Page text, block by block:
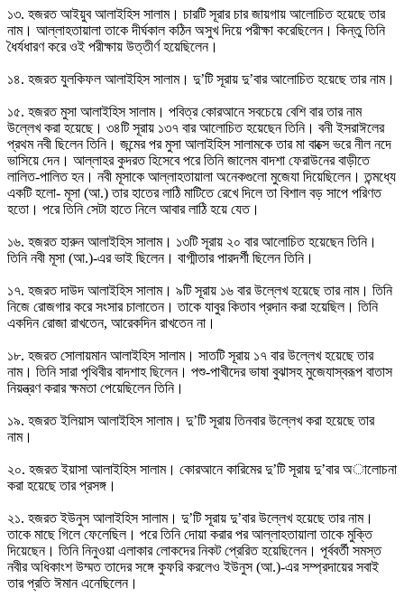
১৩. হজরত আইয়ুব আলাইহিস সালাম। চারটি সূরার চার জায়গায় আলোচিত হয়েছে তার
নাম। আল্লাহতায়ালা তাকে দীর্ঘকাল কঠিন অসুখ দিয়ে পরীক্ষা করেছিলেন। কিন্তু তিনি
ধৈর্যধারণ করে ওই পরীক্ষায় উত্তীর্ণ হয়েছিলেন।
১৪. হজরত যুলকিফল আলাইহিস সালাম। দু‍’টি সূরায় দু’বার আলোচিত হয়েছে তার নাম।
১৫. হজরত মুসা আলাইহিস সালাম। পবিত্র কোরআনে সবচেয়ে বেশি বার তার নাম
উল্লেখ করা হয়েছে। ৩৪টি সূরায় ১৩৭ বার আলোচিত হয়েছেন তিনি। বনী ইসরাঈলের
প্রথম নবী ছিলেন তিনি। জন্মের পর মুসা আলাইহিস সালামকে তার মা বাক্সে ভরে নীল নদে
ভাসিয়ে দেন। আল্লাহর কুদরত হিসেবে পরে তিনি জালেম বাদশা ফেরাউনের বাড়ীতে
লালিত-পালিত হন। নবী মূসাকে আল্লাহতায়ালা অনেকগুলো মুজেযা দিয়েছিলেন। তন্মধ্যে
একটি হলো- মূসা (আ.) তার হাতের লাঠি মাটিতে রেখে দিলে তা বিশাল বড় সাপে পরিণত
হতো। পরে তিনি সেটা হাতে নিলে আবার লাঠি হয়ে যেত।
১৬. হজরত হারুন আলাইহিস সালাম। ১৩টি সূরায় ২০ বার আলোচিত হয়েছেন তিনি।
তিনি নবী মূসা (আ.)-এর ভাই ছিলেন। বাগ্মীতার পারদর্শী ছিলেন তিনি।
১৭. হজরত দাউদ আলাইহিস সালাম। ৯টি সূরায় ১৬ বার উল্লেখ হয়েছে তার নাম। তিনি
নিজে রোজগার করে সংসার চালাতেন। তাকে যাবুর কিতাব প্রদান করা হয়েছিল। তিনি
একদিন রোজা রাখতেন, আরেকদিন রাখতেন না।
১৮. হজরত সোলায়মান আলাইহিস সালাম। সাতটি সূরায় ১৭ বার উল্লেখ হয়েছে তার
নাম। তিনি সারা পৃথিবীর বাদশাহ ছিলেন। পশু-পাখীদের ভাষা বুঝাসহ মুজেযাস্বরূপ বাতাস
নিয়ন্ত্রণ করার ক্ষমতা পেয়েছিলেন তিনি।
১৯. হজরত ইলিয়াস আলাইহিস সালাম। দু’টি সূরায় তিনবার উল্লেখ করা হয়েছে তার
নাম।
২০. হজরত ইয়াসা আলাইহিস সালাম। কোরআনে কারিমের দু’টি সূরায় দু’বার অালোচনা
করা হয়েছে তার প্রসঙ্গ।
২১. হজরত ইউনুস আলাইহিস সালাম। দু’টি সূরায় দু’বার উল্লেখ হয়েছে তার নাম।
তাকে মাছে গিলে ফেলেছিল। পরে তিনি দোয়া করার পর আল্লাহতায়ালা তাকে মুক্তি
দিয়েছেন। তিনি নিনুওয়া এলাকার লোকদের নিকট প্রেরিত হয়েছিলেন। পূর্ববর্তী সমস্ত
নবীর অধিকাংশ উম্মত তাদের সঙ্গে কুফরি করলেও ইউনুস (আ.)-এর সম্প্রদায়ের সবাই
তার প্রতি ঈমান এনেছিলেন।